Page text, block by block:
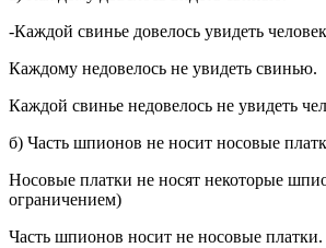
-Каждой свинье довелось увидеть
Каждому недовелось не увидеть свинью.
Каждой свинье недовелось не увидеть
б) Часть шпионов не носит носовые
Носовые платки не носят некоторые
ограничением)
Часть шпионов носит не носовые платки.